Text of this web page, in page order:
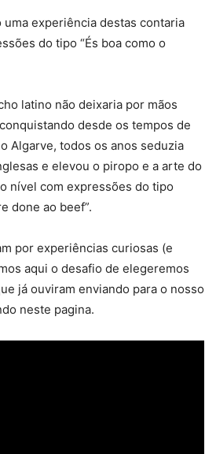
uma experiência destas contaria
do tipo “És boa como o
latino não deixaria por mãos
desde os tempos de
Algarve, todos os anos seduzia
e elevou o piropo e a arte do
nível com expressões do tipo
done ao beef”.
por experiências curiosas (e
aqui o desafio de elegeremos
já ouviram enviando para o nosso
neste pagina.